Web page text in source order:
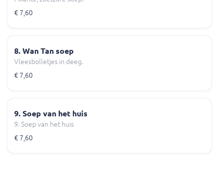
€ 7,60
8. Wan Tan soep
Vleesbolletjes in deeg.
€ 7,60
9. Soep van het huis
9. Soep van het huis
€ 7,60